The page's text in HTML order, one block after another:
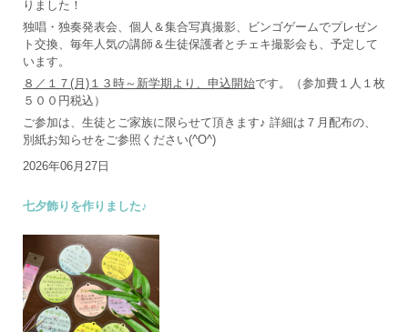
りました！
独唱・独奏発表会、個人＆集合写真撮影、ビンゴゲームでプレゼン
ト交換、毎年人気の講師＆生徒保護者とチェキ撮影会も、予定して
います。
８／１７(月)１３時～新学期より、申込開始です。（参加費１人１枚
５００円税込）
ご参加は、生徒とご家族に限らせて頂きます♪ 詳細は７月配布の、
別紙お知らせをご参照ください(^O^)
2026年06月27日
七夕飾りを作りました♪